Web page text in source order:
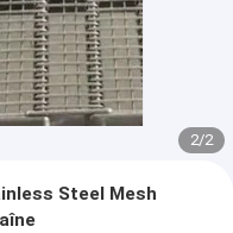
2/2
Steel Mesh